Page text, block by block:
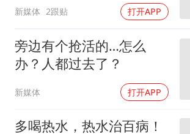
新媒体 2跟贴 打开APP
旁边有个抢活的…怎么
办？人都过去了？
新媒体 打开APP
多喝热水，热水治百病！